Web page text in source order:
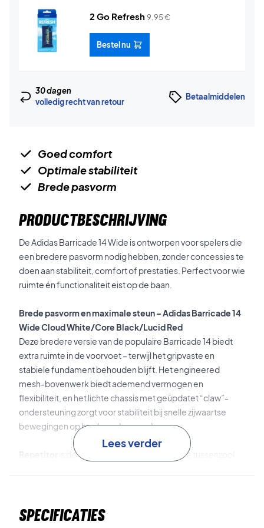
2 Go Refresh9,95€
Bestel nu
30 dagen
volledig recht van retour
Betaalmiddelen
Goed comfort
Optimale stabiliteit
Brede pasvorm
PRODUCTBESCHRIJVING
De Adidas Barricade 14 Wide is ontworpen voor spelers die
een bredere pasvorm nodig hebben, zonder concessies te
doen aan stabiliteit, comfort of prestaties. Perfect voor wie
ruimte én functionaliteit eist op de baan.
Brede pasvorm en maximale steun – Adidas Barricade 14
Wide Cloud White/Core Black/Lucid Red
Deze bredere versie van de populaire Barricade 14 biedt
extra ruimte in de voorvoet – terwijl het gripvaste en
stabiele fundament behouden blijft. Het engineered
mesh-bovenwerk biedt ademend vermogen en
flexibiliteit, en het lichte chassis met geüpdatet “claw”-
ondersteuning zorgt voor stabiliteit bij snelle zijwaartse
bewegingen op harde ondergronden.
is de geavanceerde demping in de tussenzool
bewegingen en snelle reacties tijdens het spel.
Lees verder
Specificaties